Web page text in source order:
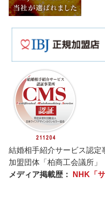
結婚相手紹介サービス認定
加盟団体「柏商工会議所」
メディア掲載歴：
NHK「